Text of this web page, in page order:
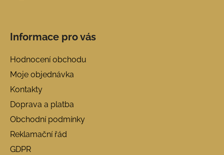
Informace pro vás
Hodnocení obchodu
Moje objednávka
Kontakty
Doprava a platba
Obchodní podmínky
Reklamační řád
GDPR